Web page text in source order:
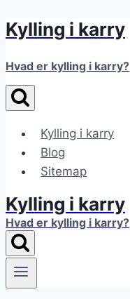
Fortsæt
indhold
Kylling i karry
Hvad er kylling i karry?
Kylling i karry
Blog
Sitemap
Kylling i karry
Hvad er kylling i karry?